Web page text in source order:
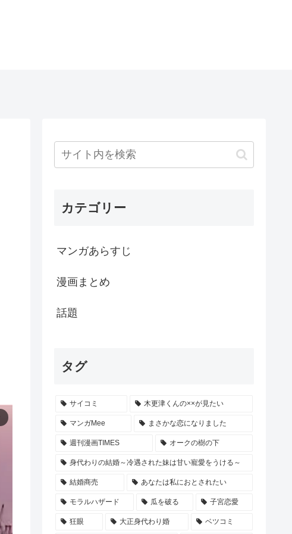
カテゴリー
マンガあらすじ
漫画まとめ
話題
タグ
サイコミ 木更津くんの××が見たい
マンガMee まさかな恋になりました
週刊漫画TIMES オークの樹の下
身代わりの結婚～冷遇された妹は甘い寵愛をうける～
結婚商売 あなたは私におとされたい
モラルハザード 瓜を破る 子宮恋愛
狂眼 大正身代わり婚 ベツコミ